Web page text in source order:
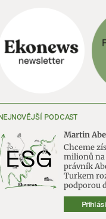
PODCAST
Martin
Chceme
milionů
právník
Turkem
podporou